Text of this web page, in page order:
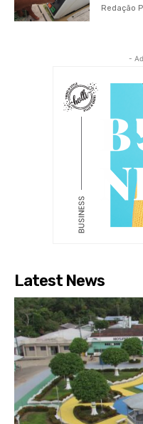
Redação
-
Latest News